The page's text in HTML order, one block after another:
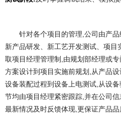
针对各个项目的管理,公司由产品
新产品研发、新工艺开发测试、项
取项目经理管理制,由规划部经理或
方案设计到项目实施前规划,从产品
设备装配过程到设备上电测试,从设
节均由项目经理紧密跟踪,并在公司
最新情况及时反馈体现,更保证产品品